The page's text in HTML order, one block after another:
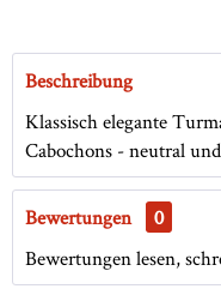
Beschreibung
Klassisch elegante
Cabochons - neutral
Bewertungen
0
Bewertungen lesen,